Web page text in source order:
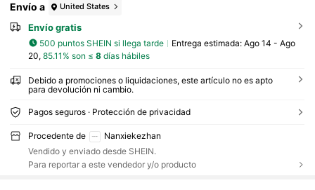
Envío a United States
Envío gratis
500 puntos SHEIN si llega tarde Entrega estimada: Ago 14 - Ago
20, 85.11% son ≤ 8días hábiles
Debido a promociones o liquidaciones, este artículo no es apto
para devolución ni cambio.
Pagos seguros · Protección de privacidad
Procedente de
Nanxiekezhan
Vendido y enviado desde SHEIN.
Para reportar a este vendedor y/o producto